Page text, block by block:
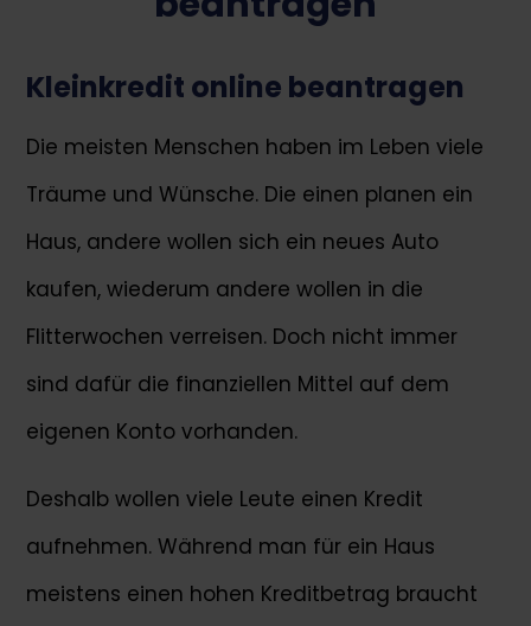
passenden Kredit hilft. Bei Netkredit24 finden Sie
Sofortkredite, Umschuldungskredite oder Kredite
ohne Schufa.
info@netkredit24.de
Friedrichstr. 123, 10117 Berlin
Kleinkredit online beantragen
Die meisten Menschen haben im Leben viele
Träume und Wünsche. Die einen planen ein
Haus, andere wollen sich ein neues Auto
kaufen, wiederum andere wollen in die
Flitterwochen verreisen. Doch nicht immer
sind dafür die finanziellen Mittel auf dem
eigenen Konto vorhanden.
Deshalb wollen viele Leute einen Kredit
aufnehmen. Während man für ein Haus
meistens einen hohen Kreditbetrag braucht